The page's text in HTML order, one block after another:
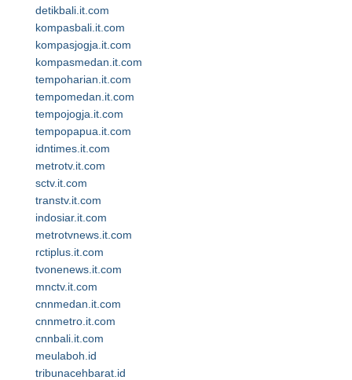
detikbali.it.com
kompasbali.it.com
kompasjogja.it.com
kompasmedan.it.com
tempoharian.it.com
tempomedan.it.com
tempojogja.it.com
tempopapua.it.com
idntimes.it.com
metrotv.it.com
sctv.it.com
transtv.it.com
indosiar.it.com
metrotvnews.it.com
rctiplus.it.com
tvonenews.it.com
mnctv.it.com
cnnmedan.it.com
cnnmetro.it.com
cnnbali.it.com
meulaboh.id
tribunacehbarat.id